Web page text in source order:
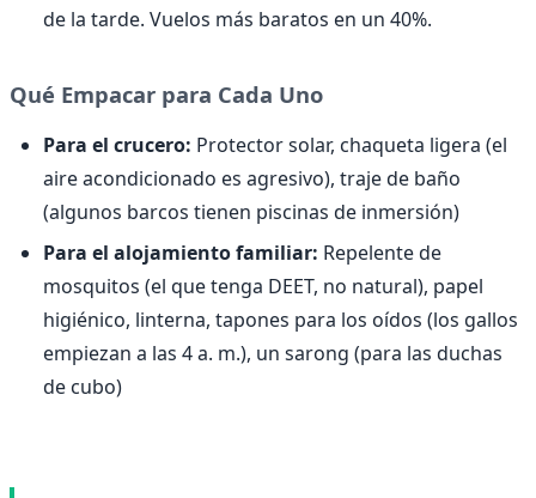
de la tarde. Vuelos más baratos en un 40%.
Qué Empacar para Cada Uno
Para el crucero: Protector solar, chaqueta ligera (el
aire acondicionado es agresivo), traje de baño
(algunos barcos tienen piscinas de inmersión)
Para el alojamiento familiar: Repelente de
mosquitos (el que tenga DEET, no natural), papel
higiénico, linterna, tapones para los oídos (los gallos
empiezan a las 4 a. m.), un sarong (para las duchas
de cubo)